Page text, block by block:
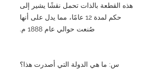
هذه القطعة بالذات تحمل نقشًا يشير إلى
حكم لمدة 12 عامًا، مما يدل على أنها
صُنعت حوالي عام 1888 م.
س: ما هي الدولة التي أصدرت هذا؟